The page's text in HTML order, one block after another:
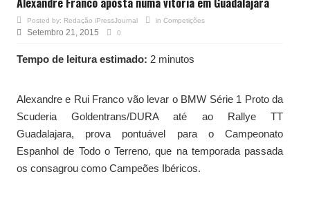
Posted by: Redação iPressJournal in Competições
Setembro 21, 2015 0
Tempo de leitura estimado: 2 minutos
Alexandre e Rui Franco vão levar o BMW Série 1 Proto da
Scuderia Goldentrans/DURA até ao Rallye TT
Guadalajara, prova pontuável para o Campeonato
Espanhol de Todo o Terreno, que na temporada passada
os consagrou como Campeões Ibéricos.